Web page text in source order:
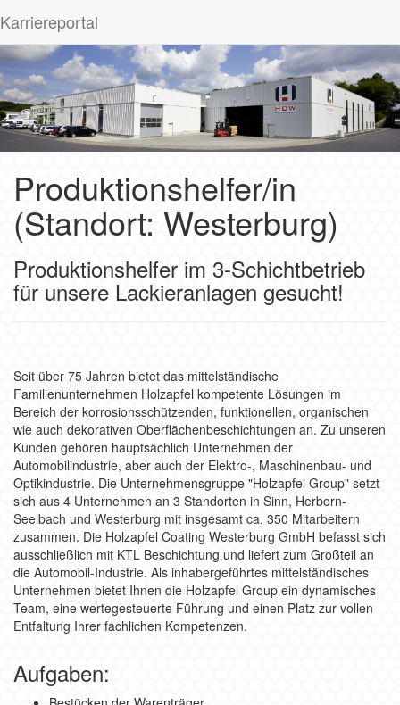
Karriereportal
Produktionshelfer/in
(Standort: Westerburg)
Produktionshelfer im 3-Schichtbetrieb
für unsere Lackieranlagen gesucht!
Seit über 75 Jahren bietet das mittelständische
Familienunternehmen Holzapfel kompetente Lösungen im
Bereich der korrosionsschützenden, funktionellen, organischen
wie auch dekorativen Oberflächenbeschichtungen an. Zu unseren
Kunden gehören hauptsächlich Unternehmen der
Automobilindustrie, aber auch der Elektro-, Maschinenbau- und
Optikindustrie. Die Unternehmensgruppe "Holzapfel Group" setzt
sich aus 4 Unternehmen an 3 Standorten in Sinn, Herborn-
Seelbach und Westerburg mit insgesamt ca. 350 Mitarbeitern
zusammen. Die Holzapfel Coating Westerburg GmbH befasst sich
ausschließlich mit KTL Beschichtung und liefert zum Großteil an
die Automobil-Industrie. Als inhabergeführtes mittelständisches
Unternehmen bietet Ihnen die Holzapfel Group ein dynamisches
Team, eine wertegesteuerte Führung und einen Platz zur vollen
Entfaltung Ihrer fachlichen Kompetenzen.
Aufgaben: